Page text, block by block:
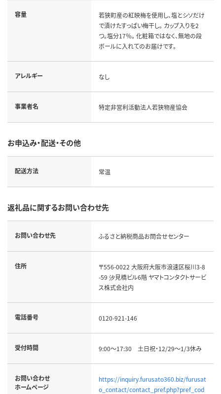
容量
若狭町産の紅映梅を使用し、塩とシソだけ
で漬けたすっぱい梅干し。 カップ入りを2
つ。塩分17％。 化粧箱ではなく、無地の段
ボールに入れてのお届けです。
アレルギー なし
事業者名 特定非営利活動法人若狭物産協会
お申込み・配送・その他
配送方法 常温
返礼品に関するお問い合わせ先
お問い合わせ先 ふるさと納税商品お問合せセンター
住所
〒556-0022 大阪府大阪市浪速区桜川3-8
-59 汐見橋ビル6階 ヤマトコンタクトサービ
ス株式会社内
電話番号 0120-921-146
受付時間 9:00～17:30 土日祝・12/29～1/3休み
お問い合わせ
ホームページ
https://inquiry.furusato360.biz/furusat
o_contact/contact_pref.php?pref_cod